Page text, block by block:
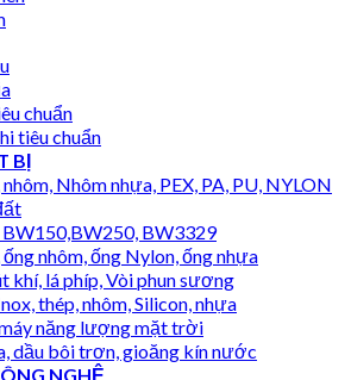
chuẩn
tiêu chuẩn
BỊ
Nhôm nhựa, PEX, PA, PU, NYLON
BW3329
nhôm, ống Nylon, ống nhựa
khí, lá phíp, Vòi phun sương
thép, nhôm, Silicon, nhựa
năng lượng mặt trời
dầu bôi trơn, gioăng kín nước
NGHỆ